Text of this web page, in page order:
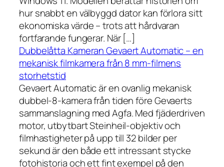
hur snabbt en välbyggd dator kan förlora sitt
ekonomiska värde – trots att hårdvaran
fortfarande fungerar. När […]
Dubbelåtta Kameran Gevaert Automatic – en
mekanisk filmkamera från 8 mm-filmens
storhetstid
Gevaert Automatic är en ovanlig mekanisk
dubbel-8-kamera från tiden före Gevaerts
sammanslagning med Agfa. Med fjäderdriven
motor, utbytbart Steinheil-objektiv och
filmhastigheter på upp till 32 bilder per
sekund är den både ett intressant stycke
fotohistoria och ett fint exempel på den